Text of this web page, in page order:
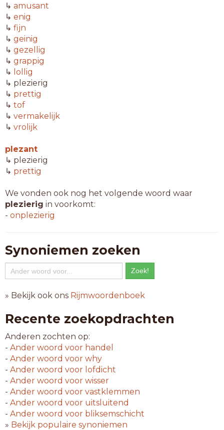
↳ amusant
↳ enig
↳ fijn
↳ geinig
↳ gezellig
↳ grappig
↳ lollig
↳ plezierig
↳ prettig
↳ tof
↳ vermakelijk
↳ vrolijk
plezant
↳ plezierig
↳ prettig
We vonden ook nog het volgende woord waar
plezierig in voorkomt:
- onplezierig
Synoniemen zoeken
» Bekijk ook ons Rijmwoordenboek
Recente zoekopdrachten
Anderen zochten op:
- Ander woord voor handel
- Ander woord voor why
- Ander woord voor lofdicht
- Ander woord voor wisser
- Ander woord voor vastklemmen
- Ander woord voor uitsluitend
- Ander woord voor bliksemschicht
» Bekijk populaire synoniemen